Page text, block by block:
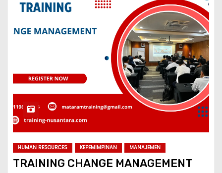
HUMAN RESOURCES KEPEMIMPINAN MANAJEMEN
TRAINING CHANGE MANAGEMENT